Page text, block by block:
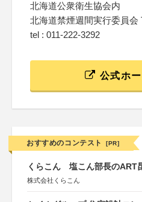
北海道公衆衛生協会内
北海道禁煙週間実行委員会
tel : 011-222-3292
公式ホ
おすすめのコンテスト [PR]
くらこん 塩こん部長のART
株式会社くらこん